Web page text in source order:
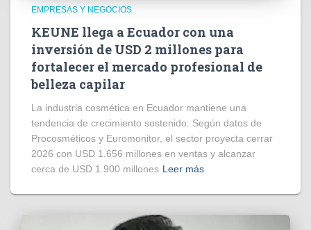
EMPRESAS Y NEGOCIOS
KEUNE llega a Ecuador con una
inversión de USD 2 millones para
fortalecer el mercado profesional de
belleza capilar
La industria cosmética en Ecuador mantiene una
tendencia de crecimiento sostenido. Según datos de
Procosméticos y Euromonitor, el sector proyecta cerrar
2026 con USD 1.656 millones en ventas y alcanzar
cerca de USD 1.900 millones Leer más